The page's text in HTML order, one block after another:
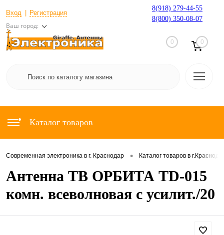
Вход Регистрация
Ваш город:
8(918) 279-44-55
8(800) 350-08-07
0 0
Каталог товаров
Современная электроника в г. Краснодар • Каталог товаров в
Антенна ТВ ОРБИТА TD-015
комн. всеволновая с усилит./20